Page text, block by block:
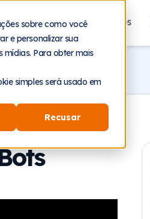
sobre como você
e personalizar sua
mídias. Para obter mais
simples será usado em
Recusar
Recursos Planos